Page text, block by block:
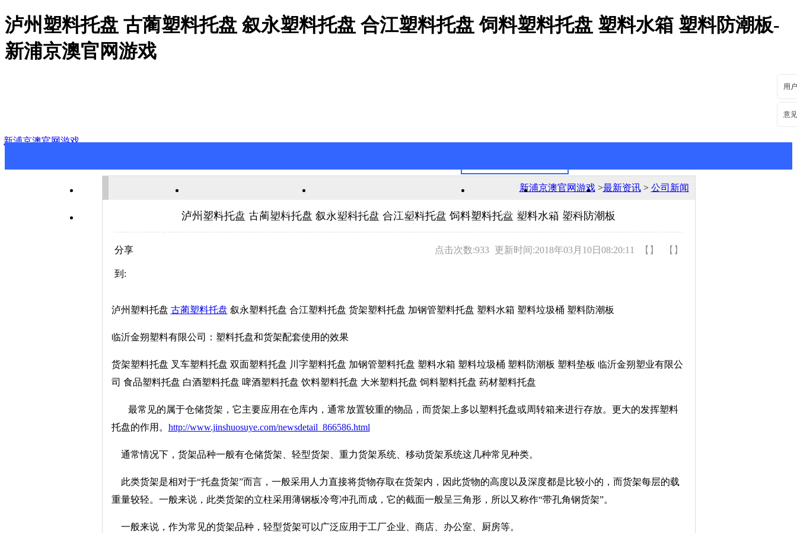
泸州塑料托盘 古蔺塑料托盘 叙永塑料托盘 合江塑料托盘 饲料塑料托盘 塑料水箱 塑料防潮板-
新浦京澳官网游戏
用
意
新浦京澳官网游戏
关于新浦京澳官网游戏 新浦京澳官网游戏的产品中心 公司新闻 最新资讯 行业动态
新浦京澳官网游戏>最新资讯> 公司新闻
泸州塑料托盘 古蔺塑料托盘 叙永塑料托盘 合江塑料托盘 饲料塑料托盘 塑料水箱 塑料防潮板
分享
到:
点击次数:933 更新时间:2018年03月10日08:20:11 【】 【】
泸州塑料托盘 古蔺塑料托盘 叙永塑料托盘 合江塑料托盘 货架塑料托盘 加钢管塑料托盘 塑料水箱 塑料垃圾桶 塑料防潮板
临沂金朔塑料有限公司：塑料托盘和货架配套使用的效果
货架塑料托盘 叉车塑料托盘 双面塑料托盘 川字塑料托盘 加钢管塑料托盘 塑料水箱 塑料垃圾桶 塑料防潮板 塑料垫板 临沂金朔塑业有限公
司 食品塑料托盘 白酒塑料托盘 啤酒塑料托盘 饮料塑料托盘 大米塑料托盘 饲料塑料托盘 药材塑料托盘
最常见的属于仓储货架，它主要应用在仓库内，通常放置较重的物品，而货架上多以塑料托盘或周转箱来进行存放。更大的发挥塑料
托盘的作用。 http://www.jinshuosuye.com/newsdetail_866586.html
通常情况下，货架品种一般有仓储货架、轻型货架、重力货架系统、移动货架系统这几种常见种类。
此类货架是相对于“托盘货架”而言，一般采用人力直接将货物存取在货架内，因此货物的高度以及深度都是比较小的，而货架每层的载
重量较轻。一般来说，此类货架的立柱采用薄钢板冷弯冲孔而成，它的截面一般呈三角形，所以又称作“带孔角钢货架”。
一般来说，作为常见的货架品种，轻型货架可以广泛应用于工厂企业、商店、办公室、厨房等。